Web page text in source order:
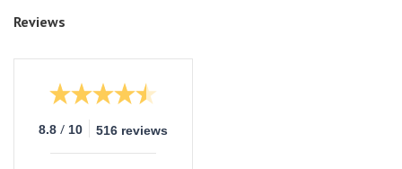
Reviews
8.8 / 10 516 reviews